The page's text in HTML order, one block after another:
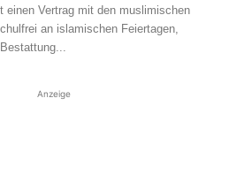
einen Vertrag mit den muslimischen
an islamischen Feiertagen,
Anzeige